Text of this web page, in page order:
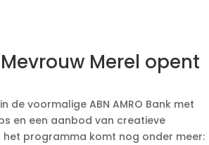
Merel opent
de voormalige ABN AMRO Bank met
en een aanbod van creatieve
programma komt nog onder meer: